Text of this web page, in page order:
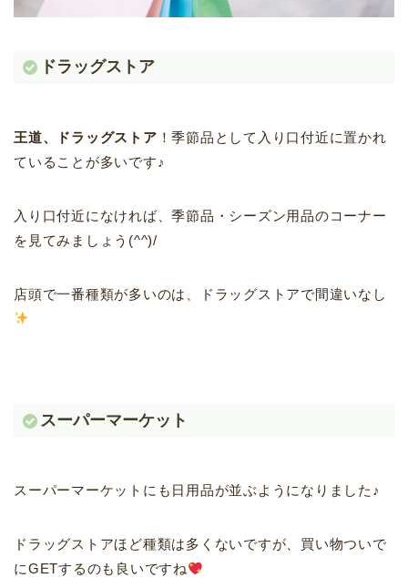
ドラッグストア
王道、ドラッグストア ！季節品として入り口付近に置かれ
ていることが多いです♪
入り口付近になければ、季節品・シーズン用品のコーナー
を見てみましょう(^^)/
店頭で一番種類が多いのは、ドラッグストアで間違いなし
スーパーマーケット
スーパーマーケットにも日用品が並ぶようになりました♪
ドラッグストアほど種類は多くないですが、買い物ついで
にGETするのも良いですね